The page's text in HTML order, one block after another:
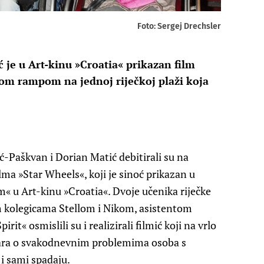
Foto: Sergej Drechsler
je u Art-kinu »Croatia« prikazan film
rampom na jednoj riječkoj plaži koja
Paškvan i Dorian Matić debitirali su na
»Star Wheels«, koji je sinoć prikazan u
u Art-kinu »Croatia«. Dvoje učenika riječke
Stellom i Nikom, asistentom
osmislili su i realizirali filmić koji na vrlo
o svakodnevnim problemima osoba s
sami spadaju.